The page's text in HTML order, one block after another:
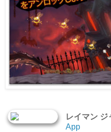
レイマン ジ
App